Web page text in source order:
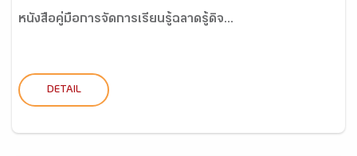
หนังสือคู่มือการจัดการเรียนรู้ฉลาดรู้ดิจ...
DETAIL